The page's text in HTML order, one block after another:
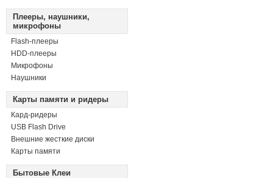
Плееры, наушники,
микрофоны
Flash-плееры
HDD-плееры
Микрофоны
Наушники
Карты памяти и ридеры
Кард-ридеры
USB Flash Drive
Внешние жесткие диски
Карты памяти
Бытовые Клеи